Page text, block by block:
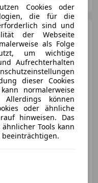
Benz CLS 300
950
Cookies oder
die für die
sind und
der Webseite
als Folge
um wichtige
Aufrechterhalten
dieser Cookies
normalerweise
können
oder ähnliche
hinweisen. Das
Tools kann